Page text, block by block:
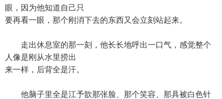
眼，因为他知道自己只
要再看一眼，那个刚消下去的东西又会立刻站起来。
走出休息室的那一刻，他长长地呼出一口气，感觉整个
人像是刚从水里捞出
来一样，后背全是汗。
他脑子里全是江予歆那张脸、那个笑容、那具被白色针